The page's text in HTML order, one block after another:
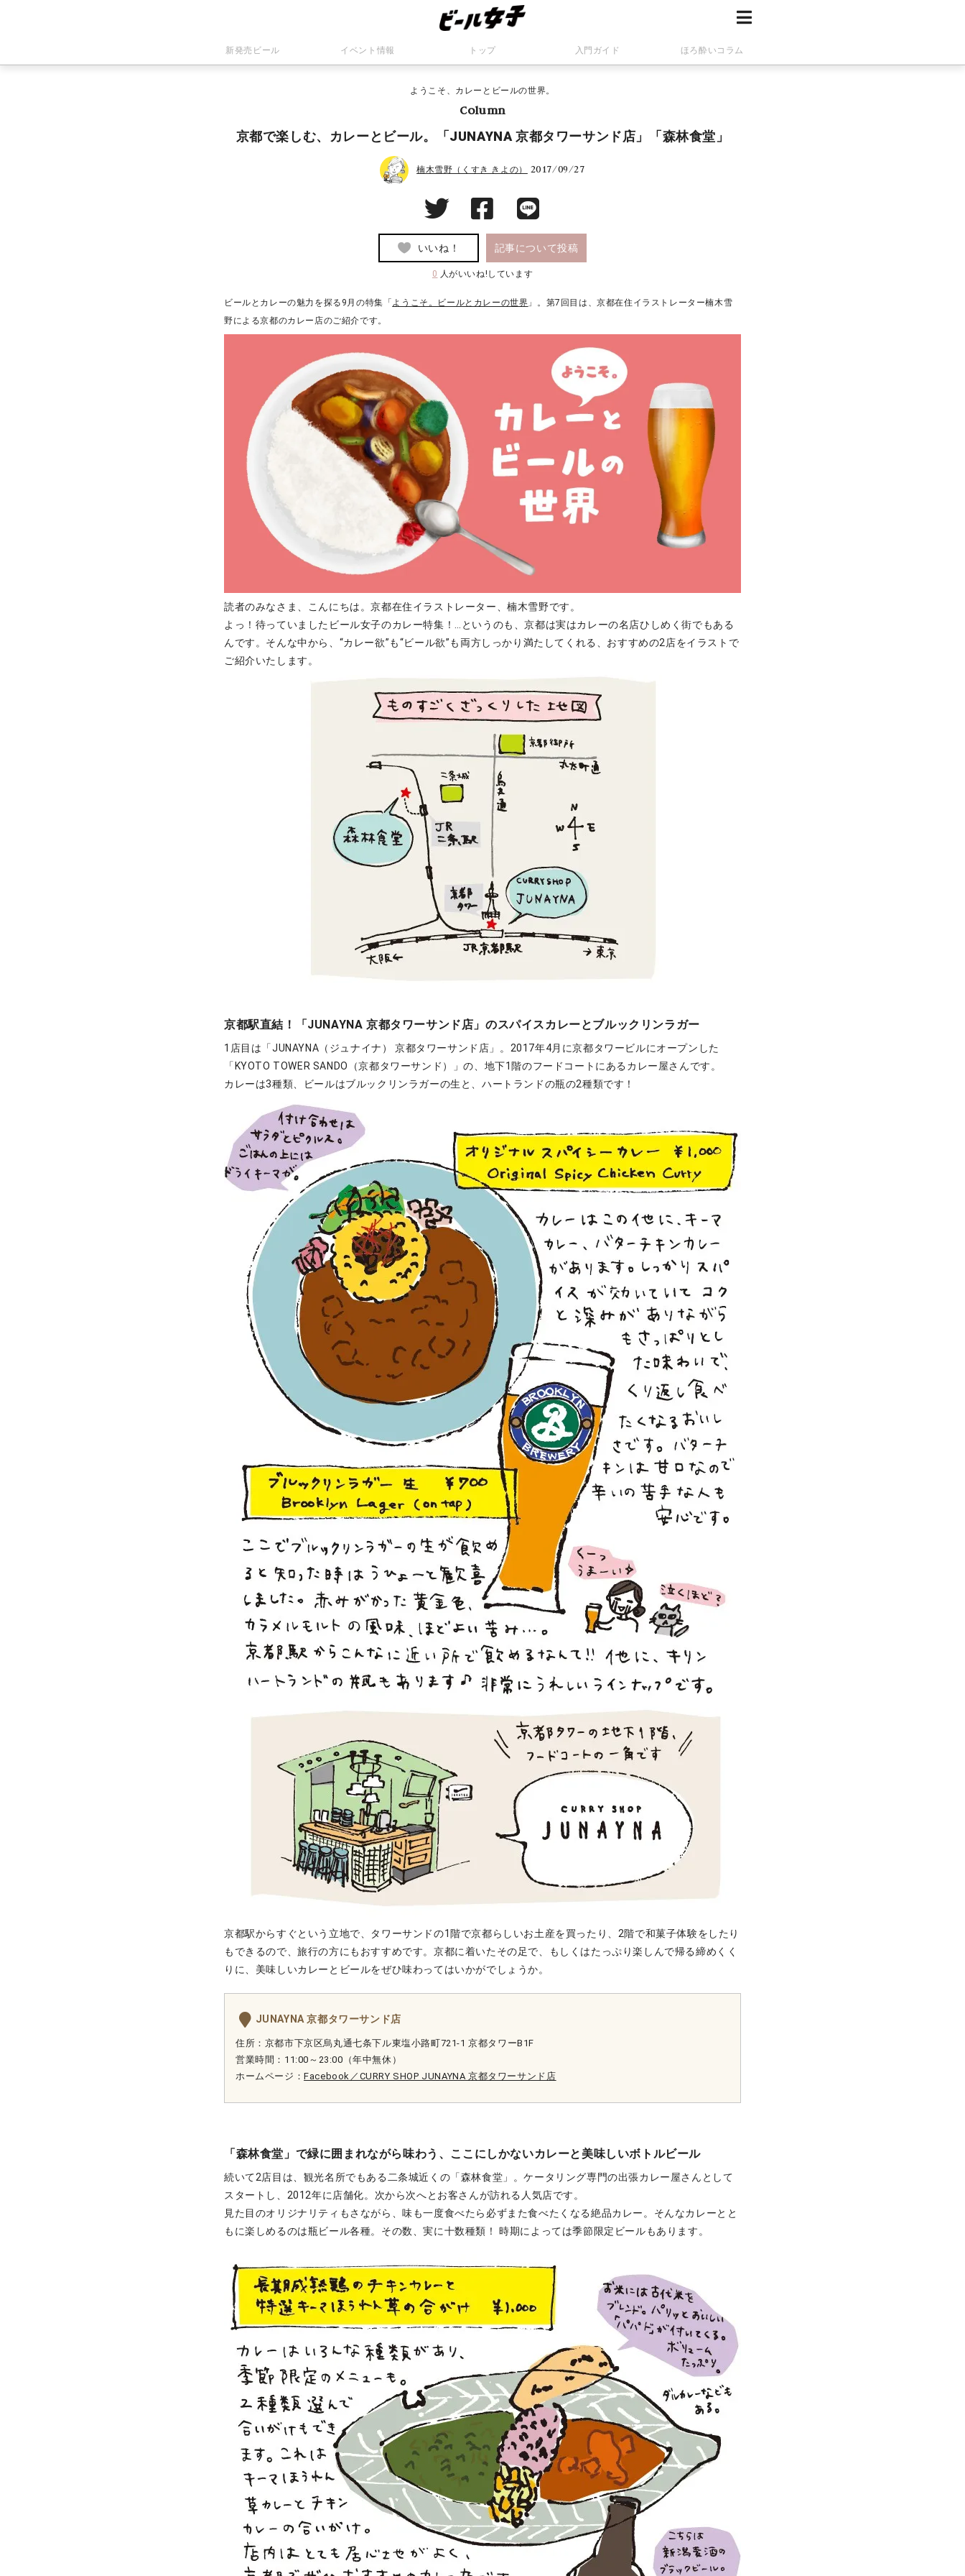
新発売ビール イベント情報 トップ 入門ガイド ほろ酔いコラム
ようこそ、カレーとビールの世界。
Column
京都で楽しむ、カレーとビール。「JUNAYNA 京都タワーサンド店」「森林食堂」
楠木雪野（くすき きよの） 2017/09/27
いいね！ 記事について投稿
0 人がいいね!しています
ビールとカレーの魅力を探る9月の特集「 ようこそ。ビールとカレーの世界 」。第7回目は、京都在住イラストレーター楠木雪
野による京都のカレー店のご紹介です。
読者のみなさま、こんにちは。京都在住イラストレーター、楠木雪野です。
よっ！待っていましたビール女子のカレー特集！…というのも、京都は実はカレーの名店ひしめく街でもある
んです。そんな中から、“カレー欲”も“ビール欲”も両方しっかり満たしてくれる、おすすめの2店をイラストで
ご紹介いたします。
京都駅直結！「JUNAYNA 京都タワーサンド店」のスパイスカレーとブルックリンラガー
1店目は「JUNAYNA（ジュナイナ） 京都タワーサンド店」。2017年4月に京都タワービルにオープンした
「KYOTO TOWER SANDO（京都タワーサンド）」の、地下1階のフードコートにあるカレー屋さんです。
カレーは3種類、ビールはブルックリンラガーの生と、ハートランドの瓶の2種類です！
京都駅からすぐという立地で、タワーサンドの1階で京都らしいお土産を買ったり、2階で和菓子体験をしたり
もできるので、旅行の方にもおすすめです。京都に着いたその足で、もしくはたっぷり楽しんで帰る締めくく
りに、美味しいカレーとビールをぜひ味わってはいかがでしょうか。
JUNAYNA 京都タワーサンド店
住所：京都市下京区烏丸通七条下ル東塩小路町721-1 京都タワーB1F
営業時間：11:00～23:00（年中無休）
ホームページ：Facebook／CURRY SHOP JUNAYNA 京都タワーサンド店
「森林食堂」で緑に囲まれながら味わう、ここにしかないカレーと美味しいボトルビール
続いて2店目は、観光名所でもある二条城近くの「森林食堂」。ケータリング専門の出張カレー屋さんとして
スタートし、2012年に店舗化。次から次へとお客さんが訪れる人気店です。
見た目のオリジナリティもさながら、味も一度食べたら必ずまた食べたくなる絶品カレー。そんなカレーとと
もに楽しめるのは瓶ビール各種。その数、実に十数種類！ 時期によっては季節限定ビールもあります。